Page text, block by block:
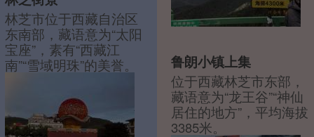
林芝市位于西藏自治区
东南部，藏语意为“太阳
宝座”，素有“西藏江
南”“雪域明珠”的美誉。
鲁朗小镇上集
位于西藏林芝市东部，
藏语意为“龙王谷”“神仙
居住的地方”，平均海拔
3385米。